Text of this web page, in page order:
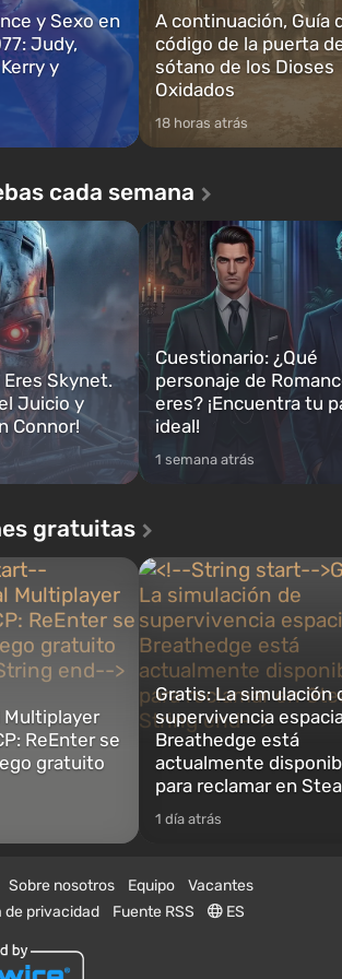
y Sexo en
Judy,
y
A continuación, Guía
código de la puerta
sótano de los Dioses
Oxidados
18 horas atrás
cada semana
Eres Skynet.
Juicio y
Connor!
Cuestionario: ¿Qué
personaje de
eres? ¡Encuentra tu
ideal!
1 semana atrás
gratuitas
ReEnter se
gratuito
Gratis: La simulación
supervivencia
Breathedge está
actualmente
para reclamar en
1 día atrás
Sobre nosotros Equipo
Vacantes
de privacidad Fuente RSS ES